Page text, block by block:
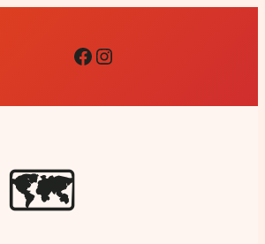
Facebook
Instagram
🗺